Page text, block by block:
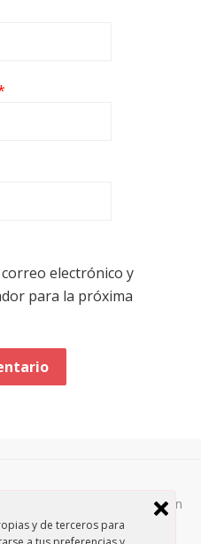
y de terceros para
electrónico y
para la próxima
de esta página están
Commons Attribution-